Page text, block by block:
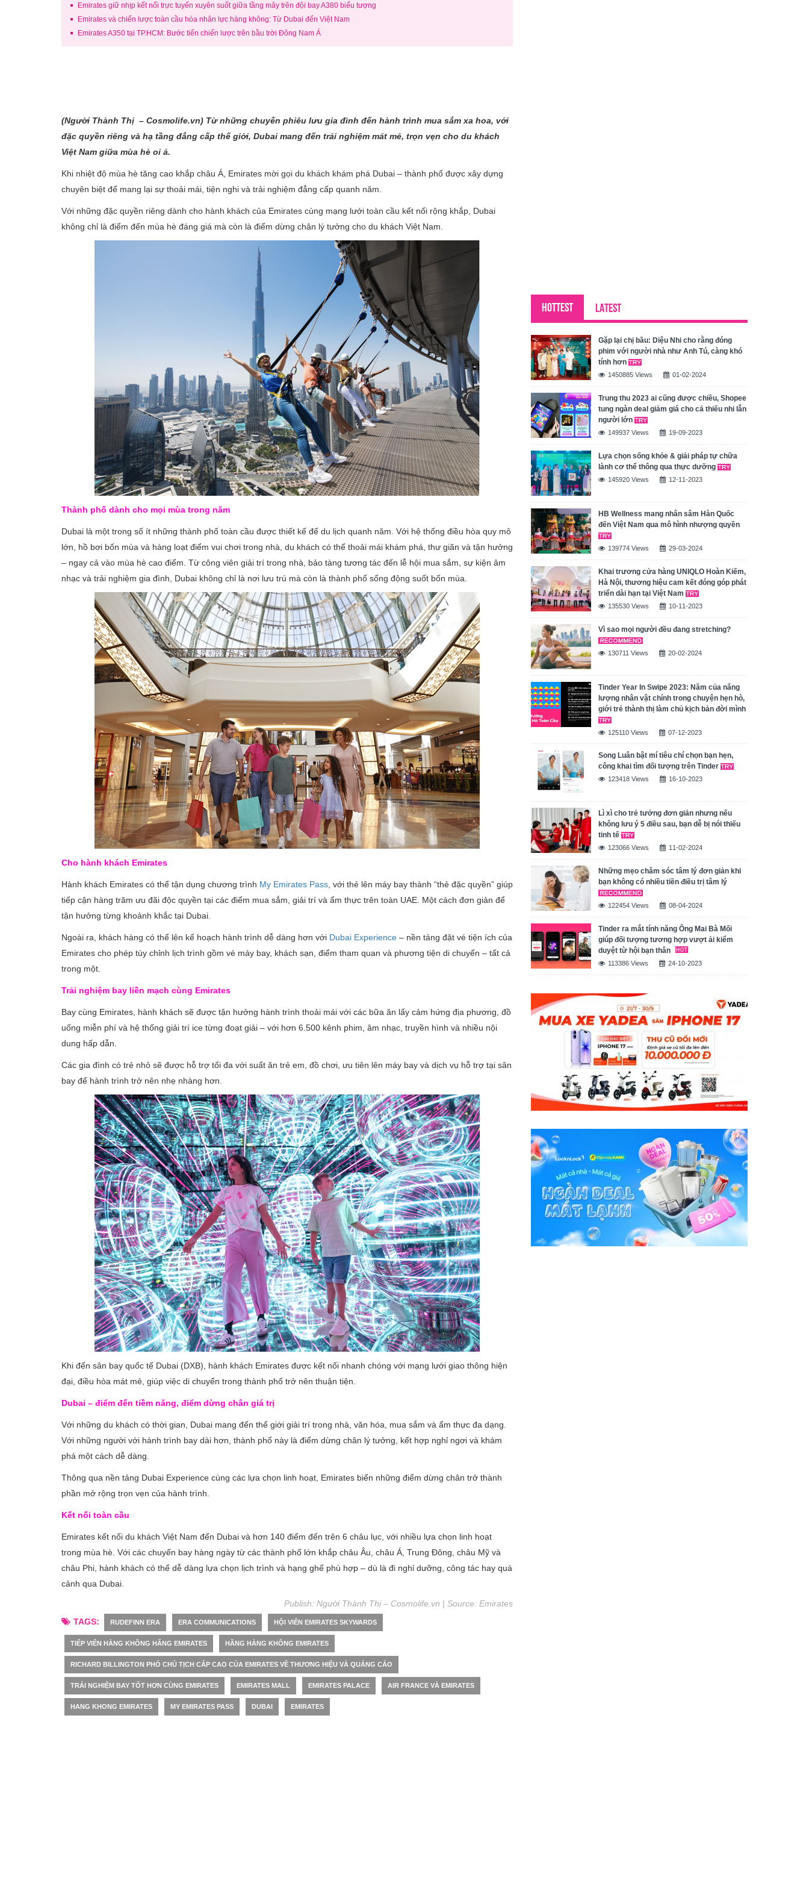
Emirates giữ nhịp kết nối trực tuyến xuyên suốt giữa tầng mây trên đội bay A380 biểu tượng
Emirates và chiến lược toàn cầu hóa nhân lực hàng không: Từ Dubai đến Việt Nam
Emirates A350 tại TP.HCM: Bước tiến chiến lược trên bầu trời Đông Nam Á
(Người Thành Thị – Cosmolife.vn) Từ những chuyến phiêu lưu gia đình đến hành trình mua sắm xa hoa, với
đặc quyền riêng và hạ tầng đẳng cấp thế giới, Dubai mang đến trải nghiệm mát mẻ, trọn vẹn cho du khách
Việt Nam giữa mùa hè oi ả.
Khi nhiệt độ mùa hè tăng cao khắp châu Á, Emirates mời gọi du khách khám phá Dubai – thành phố được xây dựng
chuyên biệt để mang lại sự thoải mái, tiện nghi và trải nghiệm đẳng cấp quanh năm.
Với những đặc quyền riêng dành cho hành khách của Emirates cùng mạng lưới toàn cầu kết nối rộng khắp, Dubai
không chỉ là điểm đến mùa hè đáng giá mà còn là điểm dừng chân lý tưởng cho du khách Việt Nam.
Thành phố dành cho mọi mùa trong năm
Dubai là một trong số ít những thành phố toàn cầu được thiết kế để du lịch quanh năm. Với hệ thống điều hòa quy mô
lớn, hồ bơi bốn mùa và hàng loạt điểm vui chơi trong nhà, du khách có thể thoải mái khám phá, thư giãn và tận hưởng
– ngay cả vào mùa hè cao điểm. Từ công viên giải trí trong nhà, bảo tàng tương tác đến lễ hội mua sắm, sự kiện âm
nhạc và trải nghiệm gia đình, Dubai không chỉ là nơi lưu trú mà còn là thành phố sống động suốt bốn mùa.
Cho hành khách Emirates
Hành khách Emirates có thể tận dụng chương trình My Emirates Pass , với thẻ lên máy bay thành “thẻ đặc quyền” giúp
tiếp cận hàng trăm ưu đãi độc quyền tại các điểm mua sắm, giải trí và ẩm thực trên toàn UAE. Một cách đơn giản để
tận hưởng từng khoảnh khắc tại Dubai.
Ngoài ra, khách hàng có thể lên kế hoạch hành trình dễ dàng hơn với Dubai Experience – nền tảng đặt vé tiện ích của
Emirates cho phép tùy chỉnh lịch trình gồm vé máy bay, khách sạn, điểm tham quan và phương tiện di chuyển – tất cả
trong một.
Trải nghiệm bay liền mạch cùng Emirates
Bay cùng Emirates, hành khách sẽ được tận hưởng hành trình thoải mái với các bữa ăn lấy cảm hứng địa phương, đồ
uống miễn phí và hệ thống giải trí ice từng đoạt giải – với hơn 6.500 kênh phim, âm nhạc, truyền hình và nhiều nội
dung hấp dẫn.
Các gia đình có trẻ nhỏ sẽ được hỗ trợ tối đa với suất ăn trẻ em, đồ chơi, ưu tiên lên máy bay và dịch vụ hỗ trợ tại sân
bay để hành trình trở nên nhẹ nhàng hơn.
Khi đến sân bay quốc tế Dubai (DXB), hành khách Emirates được kết nối nhanh chóng với mạng lưới giao thông hiện
đại, điều hòa mát mẻ, giúp việc di chuyển trong thành phố trở nên thuận tiện.
Dubai – điểm đến tiềm năng, điểm dừng chân giá trị
Với những du khách có thời gian, Dubai mang đến thế giới giải trí trong nhà, văn hóa, mua sắm và ẩm thực đa dạng.
Với những người với hành trình bay dài hơn, thành phố này là điểm dừng chân lý tưởng, kết hợp nghỉ ngơi và khám
phá một cách dễ dàng.
Thông qua nền tảng Dubai Experience cùng các lựa chọn linh hoạt, Emirates biến những điểm dừng chân trở thành
phần mở rộng trọn vẹn của hành trình.
Kết nối toàn cầu
Emirates kết nối du khách Việt Nam đến Dubai và hơn 140 điểm đến trên 6 châu lục, với nhiều lựa chọn linh hoạt
trong mùa hè. Với các chuyến bay hàng ngày từ các thành phố lớn khắp châu Âu, châu Á, Trung Đông, châu Mỹ và
châu Phi, hành khách có thể dễ dàng lựa chọn lịch trình và hạng ghế phù hợp – dù là đi nghỉ dưỡng, công tác hay quá
cảnh qua Dubai.
Publish: Người Thành Thị – Cosmolife.vn | Source: Emirates
TAGS:
RUDEFINN ERA ERA COMMUNICATIONS HỘI VIÊN EMIRATES SKYWARDS
TIẾP VIÊN HÀNG KHÔNG HÃNG EMIRATES HÃNG HÀNG KHÔNG EMIRATES
RICHARD BILLINGTON PHÓ CHỦ TỊCH CẤP CAO CỦA EMIRATES VỀ THƯƠNG HIỆU VÀ QUẢNG CÁO
TRẢI NGHIỆM BAY TỐT HƠN CÙNG EMIRATES EMIRATES MALL EMIRATES PALACE AIR FRANCE VÀ EMIRATES
HANG KHONG EMIRATES MY EMIRATES PASS DUBAI EMIRATES
HOTTEST LATEST
Gặp lại chị bầu: Diệu Nhi cho rằng đóng
phim với người nhà như Anh Tú, càng khó
tính hơn
1450885 Views 01-02-2024
Trung thu 2023 ai cũng được chiều, Shopee
tung ngàn deal giảm giá cho cả thiếu nhi lẫn
người lớn
149937 Views 19-09-2023
Lựa chọn sống khỏe & giải pháp tự chữa
lành cơ thể thông qua thực dưỡng
145920 Views 12-11-2023
HB Wellness mang nhân sâm Hàn Quốc
đến Việt Nam qua mô hình nhượng quyền
139774 Views 29-03-2024
Khai trương cửa hàng UNIQLO Hoàn Kiếm,
Hà Nội, thương hiệu cam kết đóng góp phát
triển dài hạn tại Việt Nam
135530 Views 10-11-2023
Vì sao mọi người đều đang stretching?
130711 Views 20-02-2024
Tinder Year In Swipe 2023: Năm của năng
lượng nhân vật chính trong chuyện hẹn hò,
giới trẻ thành thị làm chủ kịch bản đời mình
125110 Views 07-12-2023
Song Luân bật mí tiêu chí chọn bạn hẹn,
công khai tìm đối tượng trên Tinder
123418 Views 16-10-2023
Lì xì cho trẻ tưởng đơn giản nhưng nếu
không lưu ý 5 điều sau, bạn dễ bị nói thiếu
tinh tế
123066 Views 11-02-2024
Những mẹo chăm sóc tâm lý đơn giản khi
bạn không có nhiều tiền điều trị tâm lý
122454 Views 08-04-2024
Tinder ra mắt tính năng Ông Mai Bà Mối
giúp đối tượng tương hợp vượt ải kiểm
duyệt từ hội bạn thân
113386 Views 24-10-2023